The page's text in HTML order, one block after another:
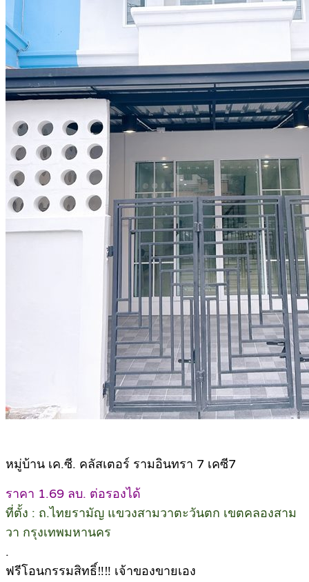
หมู่บ้าน เค.ซี. คลัสเตอร์ รามอินทรา 7 เคซี7
ราคา 1.69 ลบ. ต่อรองได้
ที่ตั้ง : ถ.ไทยรามัญ แขวงสามวาตะวันตก เขตคลองสาม
วา กรุงเทพมหานคร
.
ฟรีโอนกรรมสิทธิ์‼️‼️ เจ้าของขายเอง